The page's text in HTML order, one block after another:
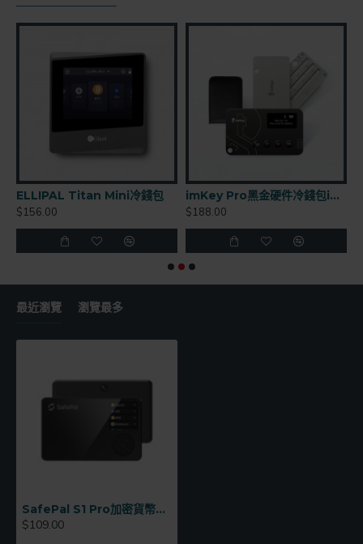
ELLIPAL Titan Mini冷錢包
$156.00
imKey Pro黑金硬件冷錢包imToken出品
$188.00
最近瀏覽 瀏覽最多
SafePal S1 Pro加密貨幣硬體錢包冷錢包
$109.00